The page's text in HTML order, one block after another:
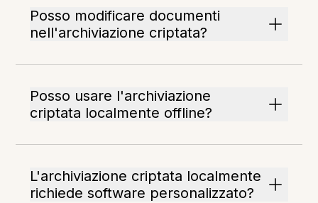
Posso modificare documenti
nell'archiviazione criptata?
Posso usare l'archiviazione
criptata localmente offline?
L'archiviazione criptata localmente
richiede software personalizzato?